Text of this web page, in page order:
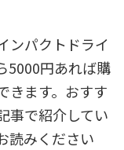
ンパクトドライ
5000円あれば購
きます。おすす
事で紹介してい
読みください